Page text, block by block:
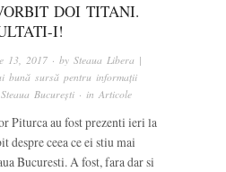
DOI TITANI.
I!
13, 2017 · bySteaua Libera |
bună sursă pentru informații
București · inArticole
Piturca au fost prezenti ieri la
despre ceea ce ei stiu mai
Bucuresti. A fost, fara dar si